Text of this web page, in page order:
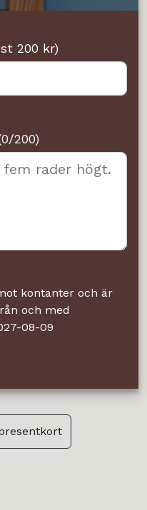
200 kr)
200)
kontanter och är
och med
08-09